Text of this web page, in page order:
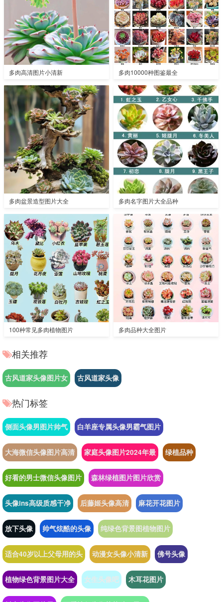
多肉高清图片小清新 多肉10000种图鉴最全
多肉盆景造型图片大全 多肉名字图片大全品种
100种常见多肉植物图片 多肉品种大全图片
相关推荐
古风道家头像图片女 古风道家头像
热门标签
侧面头像男图片帅气 白羊座专属头像男霸气图片
大海微信头像图片高清 家庭头像图片2024年最 绿植品种
好看的男士微信头像图片 森林绿植图片图片欣赏
头像ins高级质感干净 后藤姬头像高清 麻花开花图片
放下头像 帅气炫酷的头像 纯绿色背景图植物图片
适合40岁以上父母用的头 动漫女头像小清新 佛号头像
植物绿色背景图片大全 女生头像吧 木耳花图片